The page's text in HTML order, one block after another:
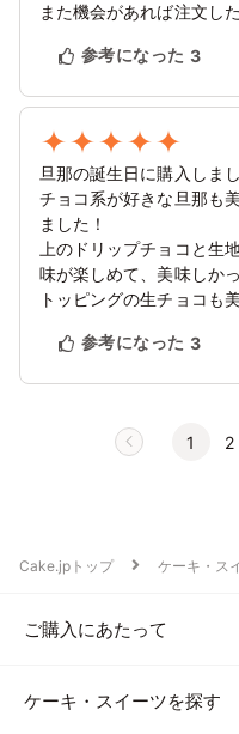
また機会があれば注文し
参考になった 3
旦那の誕生日に購入しまし
チョコ系が好きな旦那も
ました！
上のドリップチョコと生
味が楽しめて、美味しか
トッピングの生チョコも
参考になった 3
1 2
Cake.jpトップ ケーキ・ス
ご購入にあたって
ケーキ・スイーツを探す